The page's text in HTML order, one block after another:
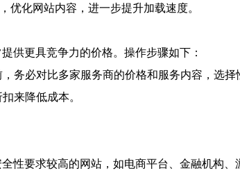
优化网站内容，进一步提升加载速度。
供更具竞争力的价格。操作步骤如下：
务必对比多家服务商的价格和服务内容，选择
来降低成本。
性要求较高的网站，如电商平台、金融机构